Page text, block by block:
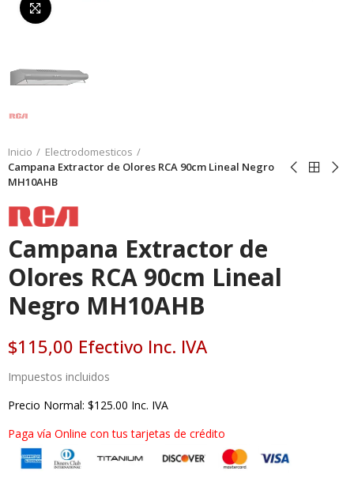
Inicio
Electrodomesticos
Campana Extractor de Olores RCA 90cm Lineal Negro
MH10AHB
Campana Extractor de
Olores RCA 90cm Lineal
Negro MH10AHB
$115,00 Efectivo Inc. IVA
Impuestos incluidos
Precio Normal: $125.00 Inc. IVA
Paga vía Online con tus tarjetas de crédito